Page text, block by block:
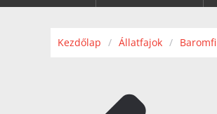
Kezdőlap Állatfajok Baromfi